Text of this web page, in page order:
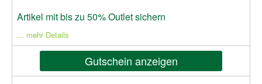
Artikel mit bis zu 50% Outlet sichern
... mehr Details
Gutschein anzeigen